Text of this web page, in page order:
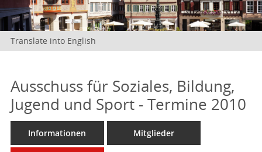
Translate into English
Ausschuss für Soziales, Bildung,
Jugend und Sport - Termine 2010
Informationen Mitglieder